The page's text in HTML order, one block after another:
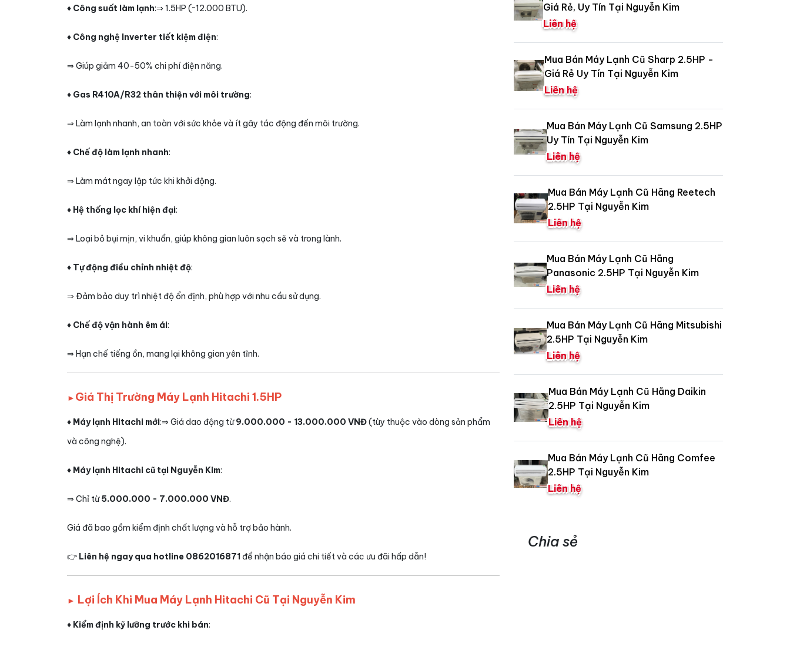
♦ Công suất làm lạnh:⇒ 1.5HP (~12.000 BTU).
♦ Công nghệ Inverter tiết kiệm điện:
⇒ Giúp giảm 40-50% chi phí điện năng.
♦ Gas R410A/R32 thân thiện với môi trường:
⇒ Làm lạnh nhanh, an toàn với sức khỏe và ít gây tác động đến môi trường.
♦ Chế độ làm lạnh nhanh:
⇒ Làm mát ngay lập tức khi khởi động.
♦ Hệ thống lọc khí hiện đại:
⇒ Loại bỏ bụi mịn, vi khuẩn, giúp không gian luôn sạch sẽ và trong lành.
♦ Tự động điều chỉnh nhiệt độ:
⇒ Đảm bảo duy trì nhiệt độ ổn định, phù hợp với nhu cầu sử dụng.
♦ Chế độ vận hành êm ái:
⇒ Hạn chế tiếng ồn, mang lại không gian yên tĩnh.
► Giá Thị Trường Máy Lạnh Hitachi 1.5HP
♦ Máy lạnh Hitachi mới:⇒ Giá dao động từ9.000.000 - 13.000.000 VNĐ(tùy thuộc vào dòng sản phẩm
và công nghệ).
♦ Máy lạnh Hitachi cũ tại Nguyễn Kim:
⇒ Chỉ từ5.000.000 - 7.000.000 VNĐ.
Giá đã bao gồm kiểm định chất lượng và hỗ trợ bảo hành.
👉 Liên hệ ngay qua hotline 0862016871để nhận báo giá chi tiết và các ưu đãi hấp dẫn!
► Lợi Ích Khi Mua Máy Lạnh Hitachi Cũ Tại Nguyễn Kim
♦ Kiểm định kỹ lưỡng trước khi bán:
Giá Rẻ, Uy Tín Tại Nguyễn Kim
Liên hệ
Mua Bán Máy Lạnh Cũ Sharp 2.5HP -
Giá Rẻ Uy Tín Tại Nguyễn Kim
Liên hệ
Mua Bán Máy Lạnh Cũ Samsung 2.5HP
Uy Tín Tại Nguyễn Kim
Liên hệ
Mua Bán Máy Lạnh Cũ Hãng Reetech
2.5HP Tại Nguyễn Kim
Liên hệ
Mua Bán Máy Lạnh Cũ Hãng
Panasonic 2.5HP Tại Nguyễn Kim
Liên hệ
Mua Bán Máy Lạnh Cũ Hãng Mitsubishi
2.5HP Tại Nguyễn Kim
Liên hệ
Mua Bán Máy Lạnh Cũ Hãng Daikin
2.5HP Tại Nguyễn Kim
Liên hệ
Mua Bán Máy Lạnh Cũ Hãng Comfee
2.5HP Tại Nguyễn Kim
Liên hệ
Chia sẻ